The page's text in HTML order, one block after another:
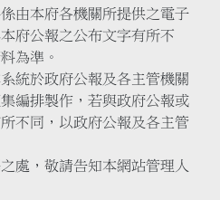
由本府各機關所提供之電子
府公報之公布文字有所不
為準。
統於政府公報及各主管機關
編排製作，若與政府公報或
不同，以政府公報及各主管
處，敬請告知本網站管理人